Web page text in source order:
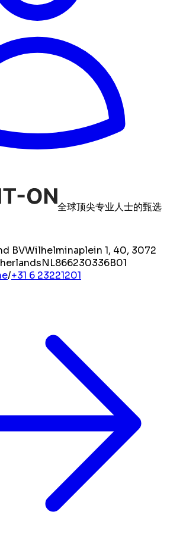
全球顶尖专业人士的甄选
BVWilhelminaplein 1, 40, 3072
NL866230336B01
/+31 6 23221201